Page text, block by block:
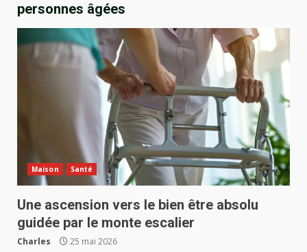
personnes âgées
Maison Santé
Une ascension vers le bien être absolu
guidée par le monte escalier
Charles 25 mai 2026